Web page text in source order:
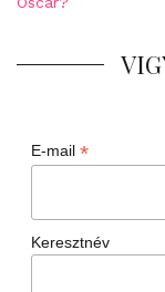
E-mail *
Keresztnév